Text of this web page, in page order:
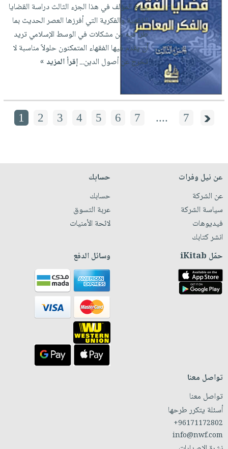
يتابع المؤلف في هذا الجزء الثالث دراسة القضايا
الفقهية والفكرية التي أفرزها العصر الحديث بما
طرأ فيه من مشكلات في الوسط الإسلامي تريد
أن يقدم فيها الفقهاء المتمكنون حلولاً مناسبة لا
تخرج عن أصول الدين...إقرأ المزيد »
1 2 3 4 5 6 7 .... 7
عن نيل وفرات
عن الشركة
سياسة الشركة
فيديوهات
انشر كتابك
حسابك
حسابك
عربة التسوق
لائحة الأمنيات
حمّل iKitab وسائل الدفع
تواصل معنا
تواصل معنا
أسئلة يتكرر طرحها
+96171172802
info@nwf.com